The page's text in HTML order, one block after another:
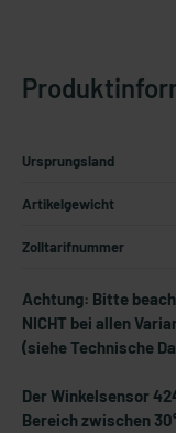
Ursprungsland
Artikelgewicht
Zolltarifnummer
Achtung: Bitte
NICHT bei allen
(siehe Technische
Der Winkelsensor
Bereich zwischen